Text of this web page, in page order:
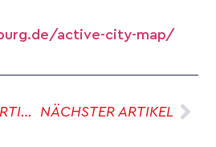
active-city-map/
VORHERIGER ARTIKEL NÄCHSTER ARTIKEL